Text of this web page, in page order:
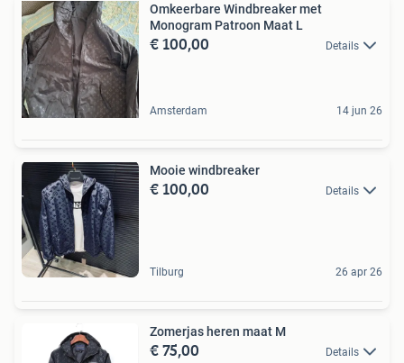
Omkeerbare Windbreaker met
Monogram Patroon Maat L
€ 100,00 Details
Amsterdam 14 jun 26
Mooie windbreaker
€ 100,00 Details
Tilburg 26 apr 26
Zomerjas heren maat M
€ 75,00 Details